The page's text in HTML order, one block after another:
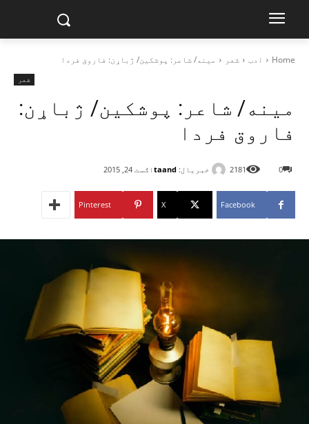
Home ادب شعر مینه/ شاعر: پوشکین/ ژباړن: فاروق فردا
شعر
مینه/ شاعر: پوشکین/ ژباړن:
فاروق فردا
خبریال: taand اګست 24, 2015 0
2181
Facebook
X
Pinterest